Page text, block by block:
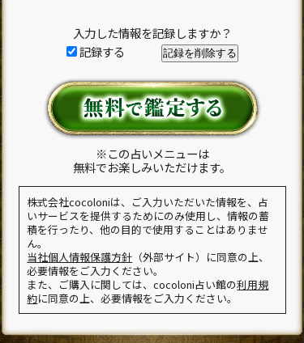
入力した情報を記録しますか？
記録する
※この占いメニューは
無料でお楽しみいただけます。
株式会社cocoloniは、ご入力いただいた情報を、占
いサービスを提供するためにのみ使用し、情報の蓄
積を行ったり、他の目的で使用することはありませ
ん。
当社個人情報保護方針 （外部サイト）に同意の上、
必要情報をご入力ください。
また、ご購入に関しては、cocoloni占い館の利用規
約に同意の上、必要情報をご入力ください。